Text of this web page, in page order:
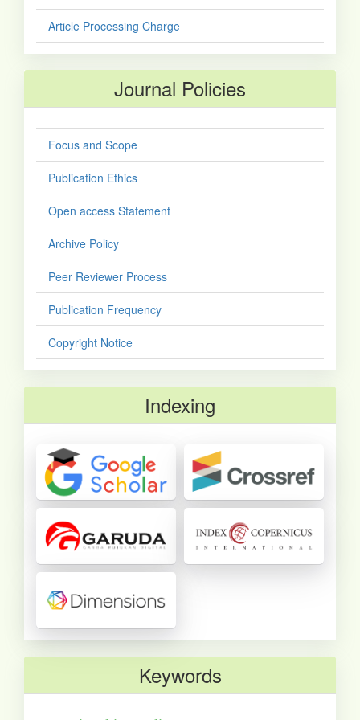
Article Processing Charge
Journal Policies
Focus and Scope
Publication Ethics
Open access Statement
Archive Policy
Peer Reviewer Process
Publication Frequency
Copyright Notice
Indexing
Keywords